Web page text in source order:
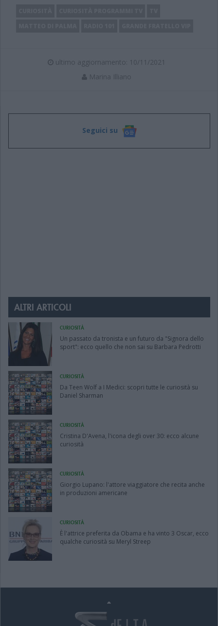
ultimo aggiornamento: 10/11/2021
Marina Illiano
Seguici su
ALTRI ARTICOLI
CURIOSITÀ
Un passato da tronista e un futuro da "Signora dello
sport": ecco quello che non sai su Barbara Pedrotti
CURIOSITÀ
Da Teen Wolf a I Medici: scopri tutte le curiosità su
Daniel Sharman
CURIOSITÀ
Cristina D'Avena, l'icona degli over 30: ecco alcune
curiosità
CURIOSITÀ
Giorgio Lupano: l'attore viaggiatore che recita anche
in produzioni americane
CURIOSITÀ
È l'attrice preferita da Obama e ha vinto 3 Oscar, ecco
qualche curiosità su Meryl Streep